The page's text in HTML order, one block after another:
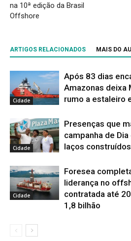
na 10ª edição da Brasil
Offshore
ARTIGOS RELACIONADOS MAIS DO
Cidade
Após 83 dias
Amazonas deixa
rumo a estaleiro
Cidade
Presenças que
campanha de
laços
Cidade
Foresea
liderança no
contratada até
1,8 bilhão